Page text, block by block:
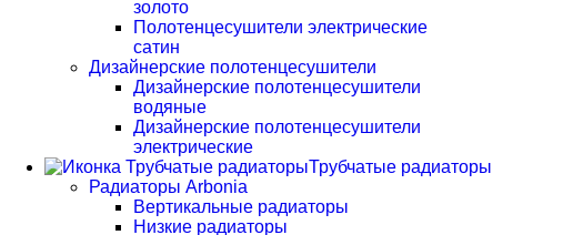
золото
Полотенцесушители электрические
сатин
Дизайнерские полотенцесушители
Дизайнерские полотенцесушители
водяные
Дизайнерские полотенцесушители
электрические
Трубчатые радиаторы
Радиаторы Arbonia
Вертикальные радиаторы
Низкие радиаторы